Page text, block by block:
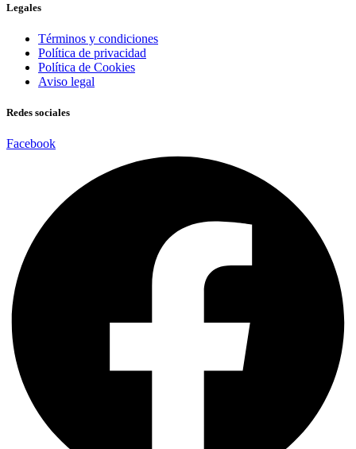
Legales
Términos y condiciones
Política de privacidad
Política de Cookies
Aviso legal
Redes sociales
Facebook